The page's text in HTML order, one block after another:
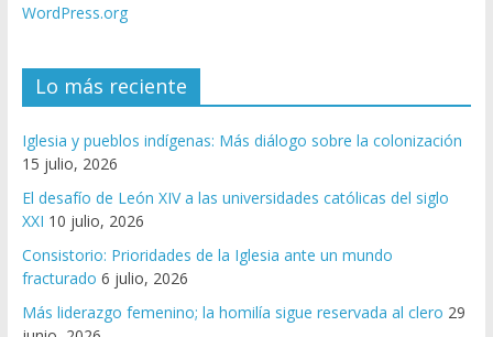
WordPress.org
Lo más reciente
Iglesia y pueblos indígenas: Más diálogo sobre la colonización
15 julio, 2026
El desafío de León XIV a las universidades católicas del siglo
XXI 10 julio, 2026
Consistorio: Prioridades de la Iglesia ante un mundo
fracturado 6 julio, 2026
Más liderazgo femenino; la homilía sigue reservada al clero 29